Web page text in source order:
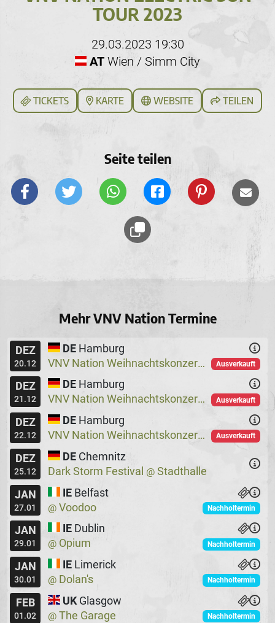
TOUR 2023
29.03.2023 19:30
AT Wien / Simm City
TICKETS KARTE WEBSITE TEILEN
Seite teilen
Mehr VNV Nation Termine
DEZ
20.12
DE Hamburg
VNV Nation Weihnachtskonzerte @Logo
Ausverkauft
DEZ
21.12
DE Hamburg
VNV Nation Weihnachtskonzerte @Logo
Ausverkauft
DEZ
22.12
DE Hamburg
VNV Nation Weihnachtskonzerte @Logo
Ausverkauft
DEZ
25.12
DE Chemnitz
Dark Storm Festival @ Stadthalle
JAN
27.01
IE Belfast
@ Voodoo Nachholtermin
JAN
29.01
IE Dublin
@ Opium Nachholtermin
JAN
30.01
IE Limerick
@ Dolan's Nachholtermin
FEB
01.02
UK Glasgow
@ The Garage Nachholtermin